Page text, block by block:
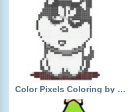
Color Pixels Coloring by Numbers